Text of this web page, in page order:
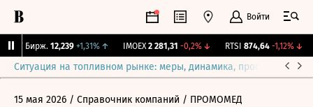
Войти
CNY Бирж. 12,239 +1,31% ↑ IMOEX 2 281,31 -0,2%↓ RTSI 874,64 -1,12%↓
Ситуация на топливном рынке: меры, динамика, прогнозы
15 мая 2026 / Справочник компаний / ПРОМОМЕД